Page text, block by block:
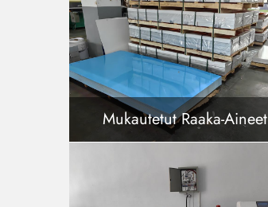
Mukautetut Raaka-Aineet